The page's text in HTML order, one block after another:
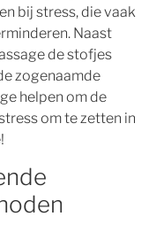
bij stress, die vaak
Naast
de stofjes
zogenaamde
helpen om de
om te zetten in